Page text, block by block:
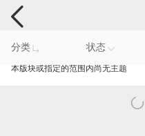
电脑反馈
分类 状态
本版块或指定的范围内尚无主题